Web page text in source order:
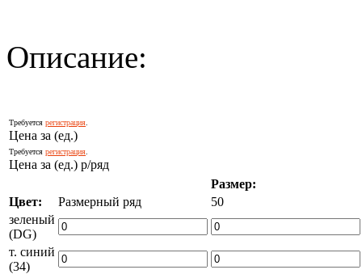
Описание:
Требуется регистрация
Цена за (ед.)
Требуется регистрация
Цена за (ед.) р/ряд
Размер:
Цвет:
Размерный ряд
50
зеленый
(DG)
т. синий
(34)